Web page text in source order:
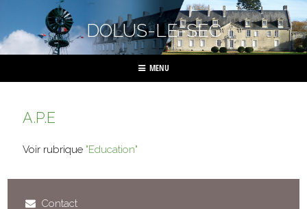
DOLUS-LE-SEC
MENU
A.P.E
Voir rubrique "Education"
Contact